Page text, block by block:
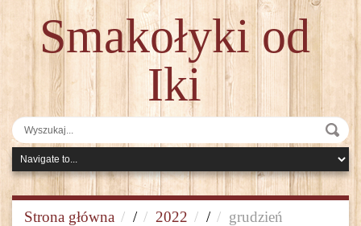
Smakołyki od
Iki
Strona główna / 2022 / grudzień